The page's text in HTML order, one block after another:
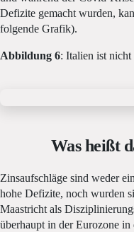
Defizite gemacht wurden,
folgende Grafik).
Abbildung 6: Italien ist
Was heißt
Zinsaufschläge sind weder
hohe Defizite, noch wurden
Maastricht als
überhaupt in der Eurozone